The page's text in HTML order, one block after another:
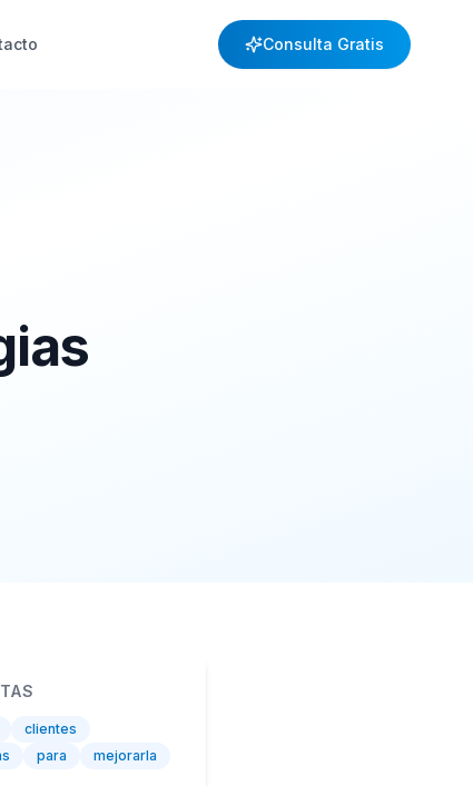
Consulta Gratis
clientes
para mejorarla